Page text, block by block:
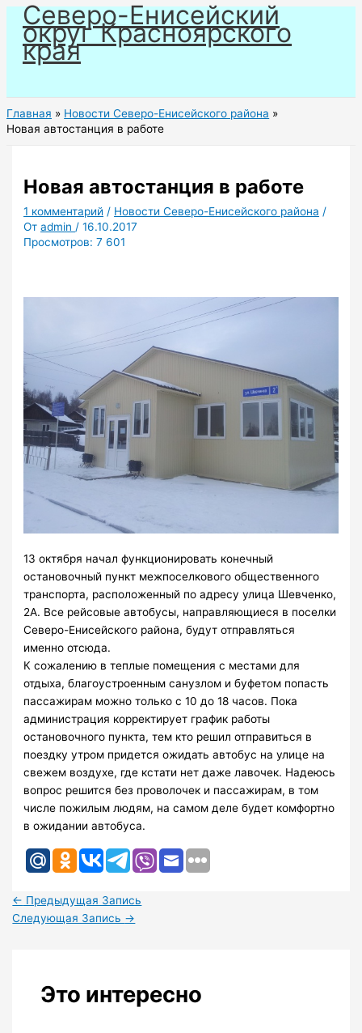
Перейти
содержимому
Северо-Енисейский
округ Красноярского
края
Главная
Новости Северо-Енисейского района
Новая автостанция в работе
Новая автостанция в работе
1 комментарий / Новости Северо-Енисейского района /
Отadmin /16.10.2017
Просмотров: 7 601
13 октября начал функционировать конечный
остановочный пункт межпоселкового общественного
транспорта, расположенный по адресу улица Шевченко,
2А. Все рейсовые автобусы, направляющиеся в поселки
Северо-Енисейского района, будут отправляться
именно отсюда.
К сожалению в теплые помещения с местами для
отдыха, благоустроенным санузлом и буфетом попасть
пассажирам можно только с 10 до 18 часов. Пока
администрация корректирует график работы
остановочного пункта, тем кто решил отправиться в
поездку утром придется ожидать автобус на улице на
свежем воздухе, где кстати нет даже лавочек. Надеюсь
вопрос решится без проволочек и пассажирам, в том
числе пожилым людям, на самом деле будет комфортно
в ожидании автобуса.
← Предыдущая Запись
Следующая Запись →
Это интересно